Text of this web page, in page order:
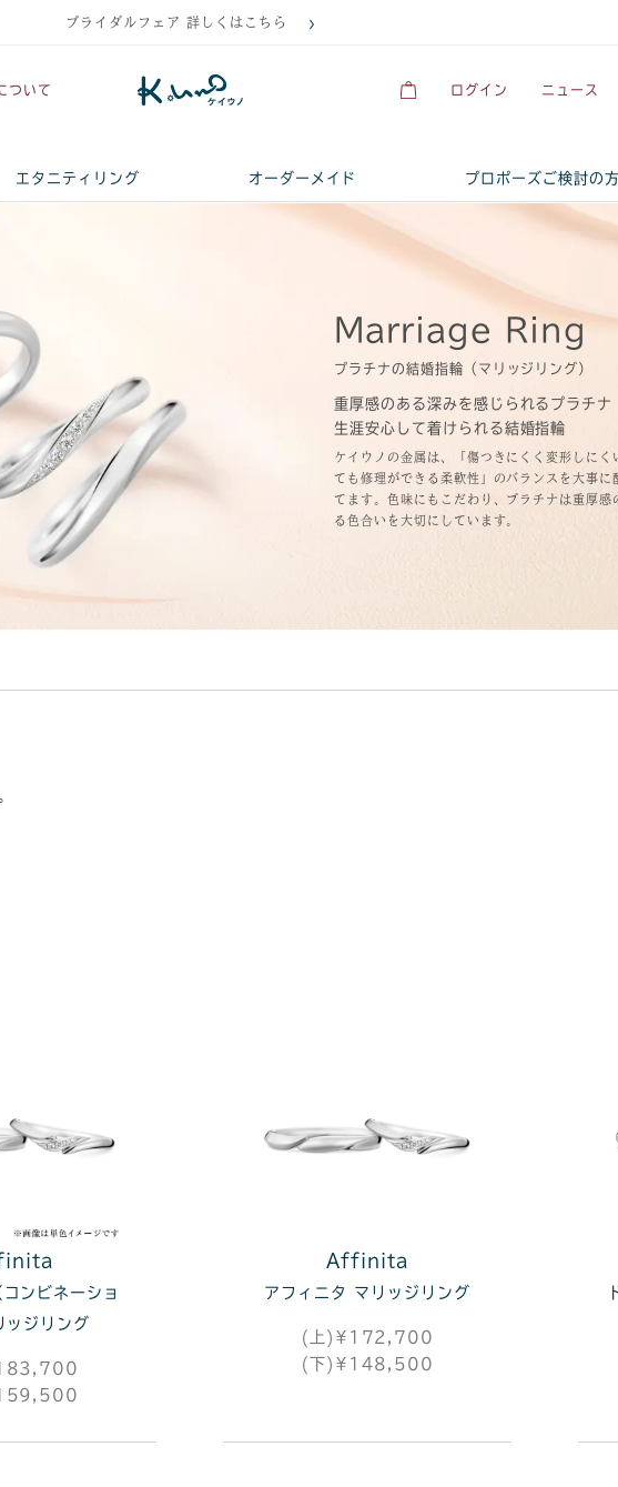
ブライダルフェア 詳しくはこちら
ついて ログイン ニュース
エタニティリング オーダーメイド プロポーズご検討の
プラチナの結婚指輪（マリッジリング）
Marriage Ring
重厚感のある深みを感じられるプラチナ
生涯安心して着けられる結婚指輪
ケイウノの金属は、「傷つきにくく変形しにく
ても修理ができる柔軟性」のバランスを大事に
てます。色味にもこだわり、プラチナは重厚感
る色合いを大切にしています。
ンビネーショ
ッジリング
Affinita
アフィニタ マリッジリング
(上)¥172,700
(下)¥148,500